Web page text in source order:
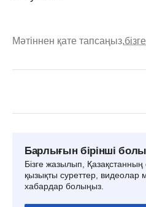
Мәтіннен қате тапсаңыз,
Барлығын бірінші
Бізге жазылып, Қазақстанның
қызықты суреттер, видеолар
хабардар болыңыз.